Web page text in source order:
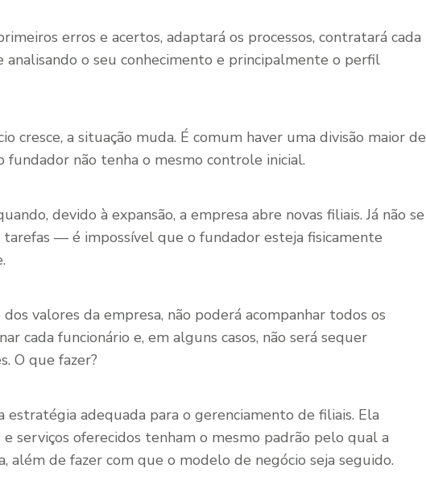
erros e acertos, adaptará os processos, contratará cada
analisando o seu conhecimento e principalmente o perfil
cresce, a situação muda. É comum haver uma divisão maior de
fundador não tenha o mesmo controle inicial.
devido à expansão, a empresa abre novas filiais. Já não se
tarefas — é impossível que o fundador esteja fisicamente
valores da empresa, não poderá acompanhar todos os
cada funcionário e, em alguns casos, não será sequer
O que fazer?
estratégia adequada para o gerenciamento de filiais. Ela
serviços oferecidos tenham o mesmo padrão pelo qual a
além de fazer com que o modelo de negócio seja seguido.